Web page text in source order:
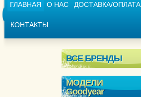
ГЛАВНАЯ О НАС ДОСТАВКА/ОПЛАТА
КОНТАКТЫ
ВСЕ БРЕНДЫ
МОДЕЛИ
Goodyear